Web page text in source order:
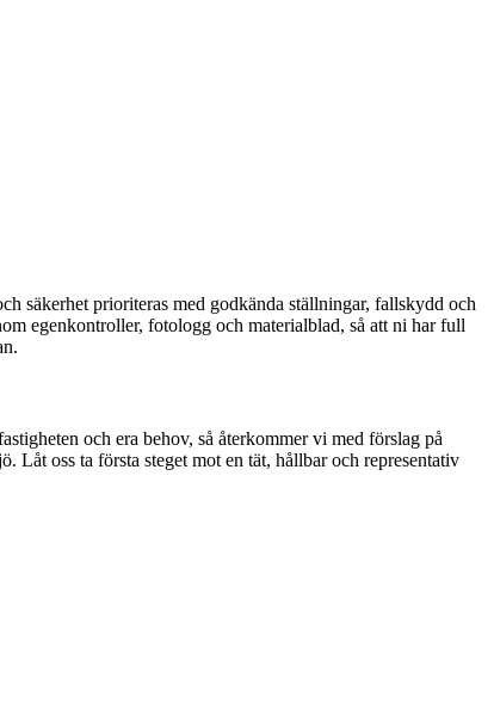
säkerhet prioriteras med godkända ställningar, fallskydd och
egenkontroller, fotologg och materialblad, så att ni har full
och era behov, så återkommer vi med förslag på
oss ta första steget mot en tät, hållbar och representativ